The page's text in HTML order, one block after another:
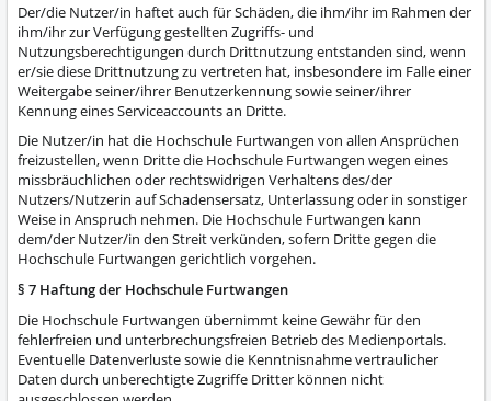
Der/die Nutzer/in haftet auch für Schäden, die ihm/ihr im Rahmen der
ihm/ihr zur Verfügung gestellten Zugriffs- und
Nutzungsberechtigungen durch Drittnutzung entstanden sind, wenn
er/sie diese Drittnutzung zu vertreten hat, insbesondere im Falle einer
Weitergabe seiner/ihrer Benutzerkennung sowie seiner/ihrer
Kennung eines Serviceaccounts an Dritte.
Die Nutzer/in hat die Hochschule Furtwangen von allen Ansprüchen
freizustellen, wenn Dritte die Hochschule Furtwangen wegen eines
missbräuchlichen oder rechtswidrigen Verhaltens des/der
Nutzers/Nutzerin auf Schadensersatz, Unterlassung oder in sonstiger
Weise in Anspruch nehmen. Die Hochschule Furtwangen kann
dem/der Nutzer/in den Streit verkünden, sofern Dritte gegen die
Hochschule Furtwangen gerichtlich vorgehen.
§ 7 Haftung der Hochschule Furtwangen
Die Hochschule Furtwangen übernimmt keine Gewähr für den
fehlerfreien und unterbrechungsfreien Betrieb des Medienportals.
Eventuelle Datenverluste sowie die Kenntnisnahme vertraulicher
Daten durch unberechtigte Zugriffe Dritter können nicht